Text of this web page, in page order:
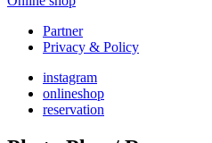
Partner
Privacy & Policy
instagram
onlineshop
reservation